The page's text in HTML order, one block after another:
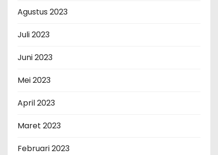
Agustus 2023
Juli 2023
Juni 2023
Mei 2023
April 2023
Maret 2023
Februari 2023